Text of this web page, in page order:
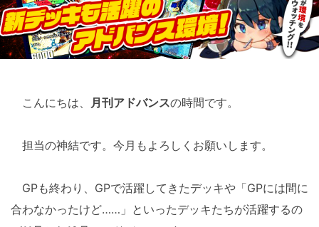
こんにちは、 月刊アドバンスの時間です。
担当の神結です。今月もよろしくお願いします。
GPも終わり、GPで活躍してきたデッキや「GPには間に
合わなかったけど……」といったデッキたちが活躍するの